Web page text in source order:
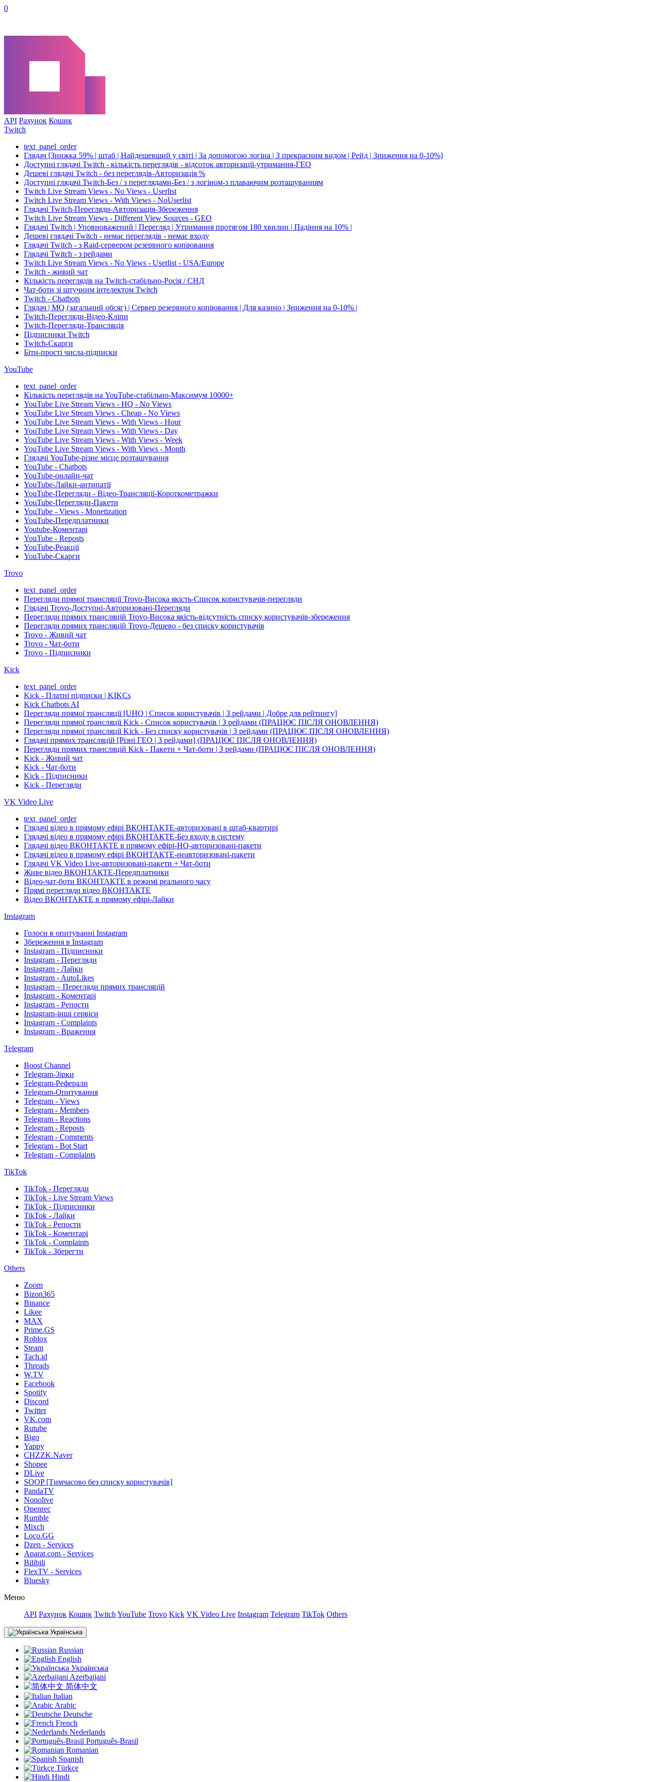
0
API Рахунок Кошик
Twitch
text_panel_order
Глядач [Знижка 59% | штаб | Найдешевший у світі | За допомогою логіна | З прекрасним видом | Рейд | Зниження на 0-10%]
Доступні глядачі Twitch - кількість переглядів - відсоток авторизації-утримання-ГЕО
Дешеві глядачі Twitch - без переглядів-Авторизація %
Доступні глядачі Twitch-Без / з переглядами-Без / з логіном-з плаваючим розташуванням
Twitch Live Stream Views - No Views - Userlist
Twitch Live Stream Views - With Views - NoUserlist
Глядачі Twitch-Перегляди-Авторизація-Збереження
Twitch Live Stream Views - Different View Sources - GEO
Глядачі Twitch | Уповноважений | Перегляд | Утримання протягом 180 хвилин | Падіння на 10% |
Дешеві глядачі Twitch - немає переглядів - немає входу
Глядачі Twitch - з Raid-сервером резервного копіювання
Глядачі Twitch - з рейдами
Twitch Live Stream Views - No Views - Userlist - USA/Europe
Twitch - живий чат
Кількість переглядів на Twitch-стабільно-Росія / СНД
Чат-боти зі штучним інтелектом Twitch
Twitch - Chatbots
Глядач | MQ (загальний обсяг) | Сервер резервного копіювання | Для казино | Зниження на 0-10% |
Twitch-Перегляди-Відео-Кліпи
Twitch-Перегляди-Трансляція
Підписники Twitch
Twitch-Скарги
Біти-прості числа-підписки
YouTube
text_panel_order
Кількість переглядів на YouTube-стабільно-Максимум 10000+
YouTube Live Stream Views - HQ - No Views
YouTube Live Stream Views - Cheap - No Views
YouTube Live Stream Views - With Views - Hour
YouTube Live Stream Views - With Views - Day
YouTube Live Stream Views - With Views - Week
YouTube Live Stream Views - With Views - Month
Глядачі YouTube-різне місце розташування
YouTube - Chatbots
YouTube-онлайн-чат
YouTube-Лайки-антипатії
YouTube-Перегляди - Відео-Трансляції-Короткометражки
YouTube-Перегляди-Пакети
YouTube - Views - Monetization
YouTube-Передплатники
Youtube-Коментарі
YouTube - Reposts
YouTube-Реакції
YouTube-Скарги
Trovo
text_panel_order
Перегляди прямої трансляції Trovo-Висока якість-Список користувачів-перегляди
Глядачі Trovo-Доступні-Авторизовані-Перегляди
Перегляди прямих трансляцій Trovo-Висока якість-відсутність списку користувачів-збереження
Перегляди прямих трансляцій Trovo-Дешево - без списку користувачів
Trovo - Живий чат
Trovo - Чат-боти
Trovo - Підписники
Kick
text_panel_order
Kick - Платні підписки | KIKCs
Kick Chatbots AI
Перегляди прямої трансляції [UHQ | Список користувачів | З рейдами | Добре для рейтингу]
Перегляди прямої трансляції Kick - Список користувачів | З рейдами (ПРАЦЮЄ ПІСЛЯ ОНОВЛЕННЯ)
Перегляди прямої трансляції Kick - Без списку користувачів | З рейдами (ПРАЦЮЄ ПІСЛЯ ОНОВЛЕННЯ)
Глядачі прямих трансляцій [Різні ГЕО | З рейдами] (ПРАЦЮЄ ПІСЛЯ ОНОВЛЕННЯ)
Перегляди прямих трансляцій Kick - Пакети + Чат-боти | З рейдами (ПРАЦЮЄ ПІСЛЯ ОНОВЛЕННЯ)
Kick - Живий чат
Kick - Чат-боти
Kick - Підписники
Kick - Перегляди
VK Video Live
text_panel_order
Глядачі відео в прямому ефірі ВКОНТАКТЕ-авторизовані в штаб-квартирі
Глядачі відео в прямому ефірі ВКОНТАКТЕ-Без входу в систему
Глядачі відео ВКОНТАКТЕ в прямому ефірі-HQ-авторизовані-пакети
Глядачі відео в прямому ефірі ВКОНТАКТЕ-неавторизовані-пакети
Глядачі VK Video Live-авторизовані-пакети + Чат-боти
Живе відео ВКОНТАКТЕ-Передплатники
Відео-чат-боти ВКОНТАКТЕ в режимі реального часу
Прямі перегляди відео ВКОНТАКТЕ
Відео ВКОНТАКТЕ в прямому ефірі-Лайки
Instagram
Голоси в опитуванні Instagram
Збереження в Instagram
Instagram - Підписники
Instagram - Перегляди
Instagram - Лайки
Instagram - AutoLikes
Instagram – Перегляди прямих трансляцій
Instagram - Коментарі
Instagram - Репости
Instagram-інші сервіси
Instagram - Complaints
Instagram - Враження
Telegram
Boost Channel
Telegram-Зірки
Telegram-Реферали
Telegram-Опитування
Telegram - Views
Telegram - Members
Telegram - Reactions
Telegram - Reposts
Telegram - Comments
Telegram - Bot Start
Telegram - Complaints
TikTok
TikTok - Перегляди
TikTok - Live Stream Views
TikTok - Підписники
TikTok - Лайки
TikTok - Репости
TikTok - Коментарі
TikTok - Complaints
TikTok - Зберегти
Others
Zoom
Bizon365
Binance
Likee
MAX
Prime.GS
Roblox
Steam
Tach.id
Threads
W.TV
Facebook
Spotify
Discord
Twitter
VK.com
Rutube
Bigo
Yappy
CHZZK.Naver
Shopee
DLive
SOOP [Тимчасово без списку користувачів]
PandaTV
Nonolive
Openrec
Rumble
Mixch
Loco.GG
Dzen - Services
Aparat.com - Services
Bilibili
FlexTV - Services
Bluesky
Меню
API Рахунок Кошик Twitch YouTube Trovo Kick VK Video Live Instagram Telegram TikTok Others
Українська
Russian
English
Українська
Azerbaijani
简体中文
Italian
Arabic
Deutsche
French
Nederlands
Português-Brasil
Romanian
Spanish
Türkçe
Hindi